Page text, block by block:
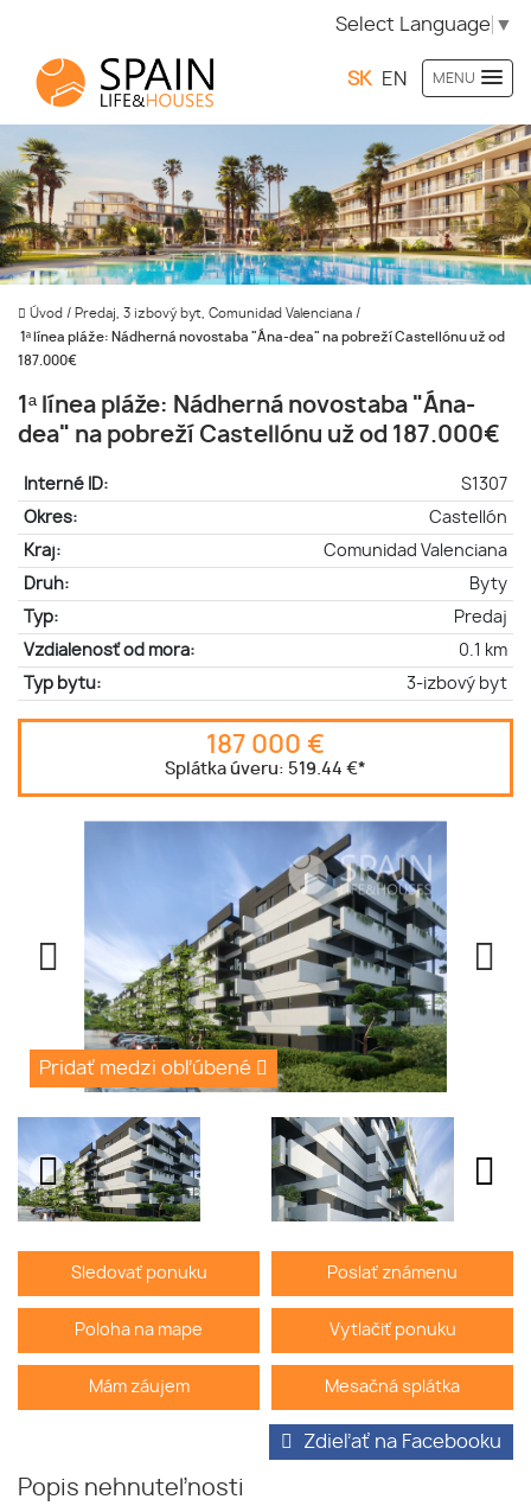
Select Language ▼
SK EN MENU
Úvod / Predaj, 3 izbový byt, Comunidad Valenciana /
1ª línea pláže: Nádherná novostaba "Ána-dea" na pobreží Castellónu už od
187.000€
1ª línea pláže: Nádherná novostaba "Ána-
dea" na pobreží Castellónu už od 187.000€
Interné ID:
S1307
Okres:
Castellón
Kraj:
Comunidad Valenciana
Druh:
Byty
Typ:
Predaj
Vzdialenosť od mora:
0.1 km
Typ bytu:
3-izbový byt
187 000 €
Splátka úveru: 519.44 €*
Pridať medzi obľúbené
Sledovať ponuku Poslať známenu
Poloha na mape Vytlačiť ponuku
Mám záujem Mesačná splátka
Popis nehnuteľnosti
Zdieľať na Facebooku